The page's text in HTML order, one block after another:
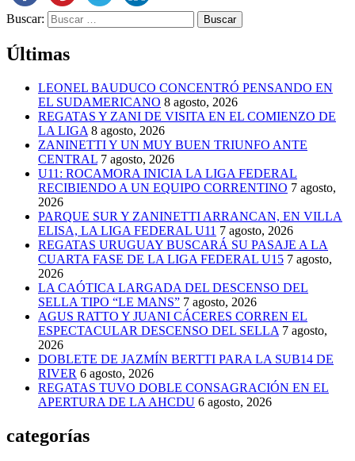
Buscar:
Últimas
LEONEL BAUDUCO CONCENTRÓ PENSANDO EN
EL SUDAMERICANO 8 agosto, 2026
REGATAS Y ZANI DE VISITA EN EL COMIENZO DE
LA LIGA 8 agosto, 2026
ZANINETTI Y UN MUY BUEN TRIUNFO ANTE
CENTRAL 7 agosto, 2026
U11: ROCAMORA INICIA LA LIGA FEDERAL
RECIBIENDO A UN EQUIPO CORRENTINO 7 agosto,
2026
PARQUE SUR Y ZANINETTI ARRANCAN, EN VILLA
ELISA, LA LIGA FEDERAL U11 7 agosto, 2026
REGATAS URUGUAY BUSCARÁ SU PASAJE A LA
CUARTA FASE DE LA LIGA FEDERAL U15 7 agosto,
2026
LA CAÓTICA LARGADA DEL DESCENSO DEL
SELLA TIPO “LE MANS” 7 agosto, 2026
AGUS RATTO Y JUANI CÁCERES CORREN EL
ESPECTACULAR DESCENSO DEL SELLA 7 agosto,
2026
DOBLETE DE JAZMÍN BERTTI PARA LA SUB14 DE
RIVER 6 agosto, 2026
REGATAS TUVO DOBLE CONSAGRACIÓN EN EL
APERTURA DE LA AHCDU 6 agosto, 2026
categorías